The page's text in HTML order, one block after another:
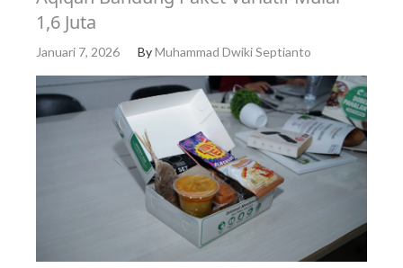
1,6 Juta
Januari 7, 2026 ByMuhammad Dwiki Septianto